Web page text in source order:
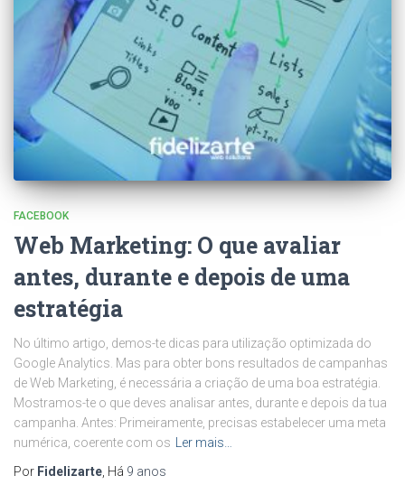
FACEBOOK
Web Marketing: O que avaliar
antes, durante e depois de uma
estratégia
No último artigo, demos-te dicas para utilização optimizada do
Google Analytics. Mas para obter bons resultados de campanhas
de Web Marketing, é necessária a criação de uma boa estratégia.
Mostramos-te o que deves analisar antes, durante e depois da tua
campanha. Antes: Primeiramente, precisas estabelecer uma meta
numérica, coerente com os Ler mais…
Por Fidelizarte, Há 9 anos